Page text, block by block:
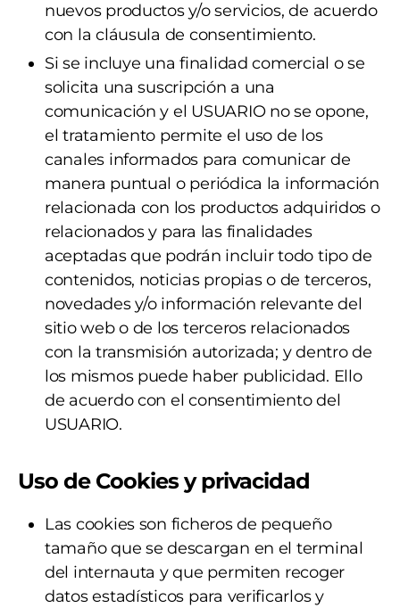
nuevos productos y/o servicios, de acuerdo
con la cláusula de consentimiento.
Si se incluye una finalidad comercial o se
solicita una suscripción a una
comunicación y el USUARIO no se opone,
el tratamiento permite el uso de los
canales informados para comunicar de
manera puntual o periódica la información
relacionada con los productos adquiridos o
relacionados y para las finalidades
aceptadas que podrán incluir todo tipo de
contenidos, noticias propias o de terceros,
novedades y/o información relevante del
sitio web o de los terceros relacionados
con la transmisión autorizada; y dentro de
los mismos puede haber publicidad. Ello
de acuerdo con el consentimiento del
USUARIO.
Uso de Cookies y privacidad
Las cookies son ficheros de pequeño
tamaño que se descargan en el terminal
del internauta y que permiten recoger
datos estadísticos para verificarlos y